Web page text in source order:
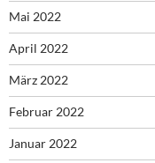
Mai 2022
April 2022
März 2022
Februar 2022
Januar 2022